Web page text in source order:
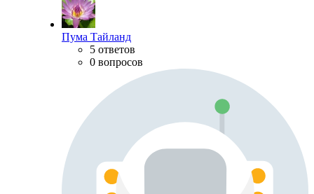
Пума Тайланд
5 ответов
0 вопросов